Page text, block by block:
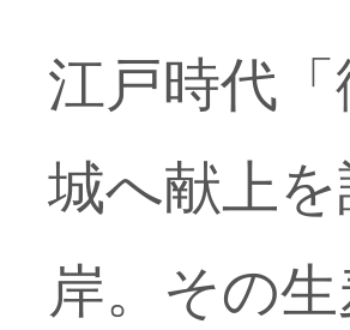
江戸時代
城へ献上
岸。その